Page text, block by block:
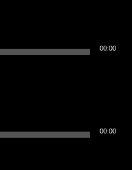
00:00
00:00